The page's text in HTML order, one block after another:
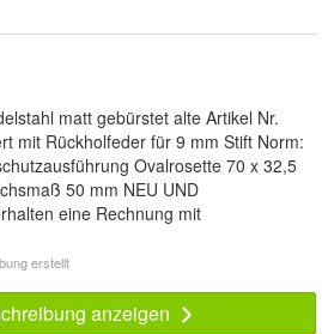
matt gebürstet alte Artikel Nr.
mit Rückholfeder für 9 mm Stift Norm:
Ovalrosette 70 x 32,5
50 mm NEU UND
eine Rechnung mit
erstellt
anzeigen